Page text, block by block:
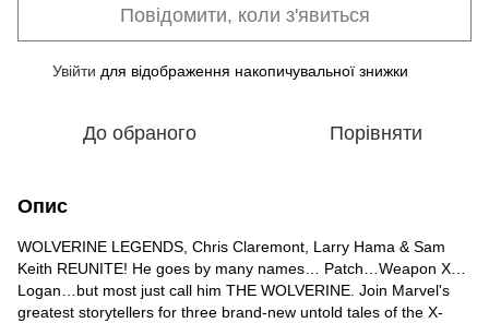
Повідомити, коли з'явиться
Увійти для відображення накопичувальної знижки
До обраного Порівняти
Опис
WOLVERINE LEGENDS, Chris Claremont, Larry Hama & Sam
Keith REUNITE! He goes by many names… Patch…Weapon X…
Logan…but most just call him THE WOLVERINE. Join Marvel's
greatest storytellers for three brand-new untold tales of the X-